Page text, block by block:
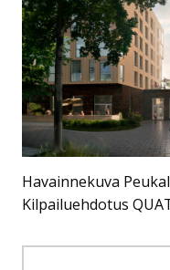
Havainnekuva
Kilpailuehdotus